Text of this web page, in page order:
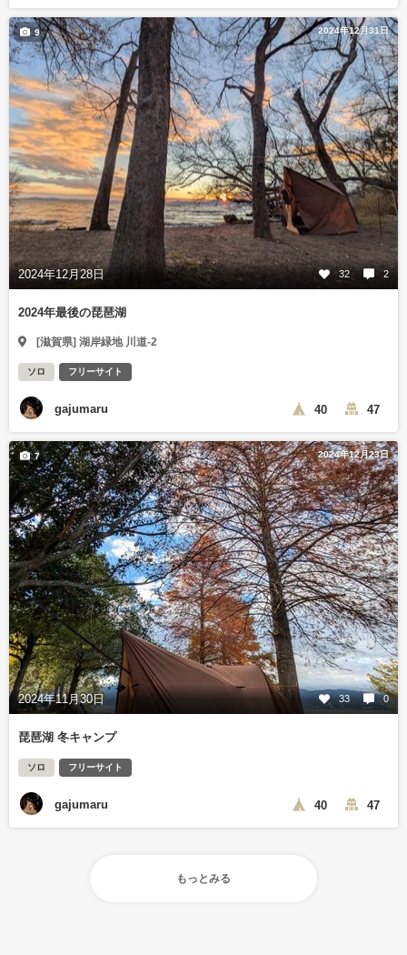
2024年12月31日
2024年12月28日 32 2
9
2024年最後の琵琶湖
[滋賀県] 湖岸緑地 川道-2
ソロ フリーサイト
gajumaru 40 47
2024年12月23日
2024年11月30日 33 0
7
琵琶湖 冬キャンプ
ソロ フリーサイト
gajumaru 40 47
もっとみる